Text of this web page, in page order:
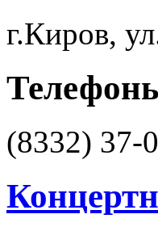
г.Киров,
(8332) 37-